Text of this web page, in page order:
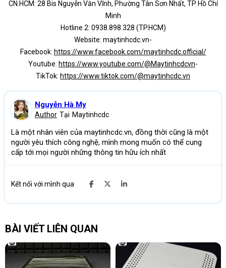
CN.HCM: 28 Bis Nguyễn Văn Vĩnh, Phường Tân Sơn Nhất, TP Hồ Chí
Minh
Hotline 2: 0938.898.328 (TP.HCM)
Website: maytinhcdc.vn-
Facebook: https://www.facebook.com/maytinhcdc.official/
Youtube: https://www.youtube.com/@Maytinhcdcvn-
TikTok: https://www.tiktok.com/@maytinhcdc.vn
Nguyễn Hà My
Author Tại Maytinhcdc
Là một nhân viên của maytinhcdc.vn, đồng thời cũng là một
người yêu thích công nghệ, mình mong muốn có thể cung
cấp tới mọi người những thông tin hữu ích nhất
Kết nối với mình qua
BÀI VIẾT LIÊN QUAN